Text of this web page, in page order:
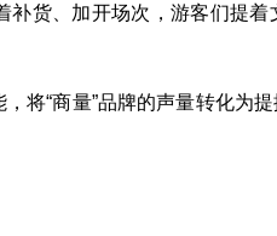
货、加开场次，游客们提
将“商量”品牌的声量转化为